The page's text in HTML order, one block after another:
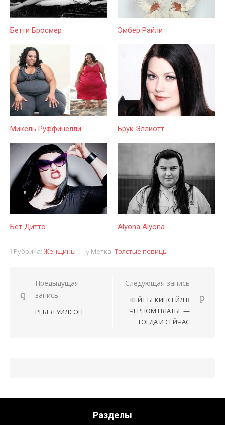
Бетти Бросмер Эмбер Райли
Микель Руффинелли Брук Эллиотт
Бет Дитто Alyona Alyona
Рубрика: Женщины Метка: Толстые певицы
Навигация
Предыдущая
запись
РЕБЕЛ УИЛСОН
Следующая запись
КЕЙТ БЕКИНСЕЙЛ В
ЧЕРНОМ ПЛАТЬЕ —
ТОГДА И СЕЙЧАС
Разделы